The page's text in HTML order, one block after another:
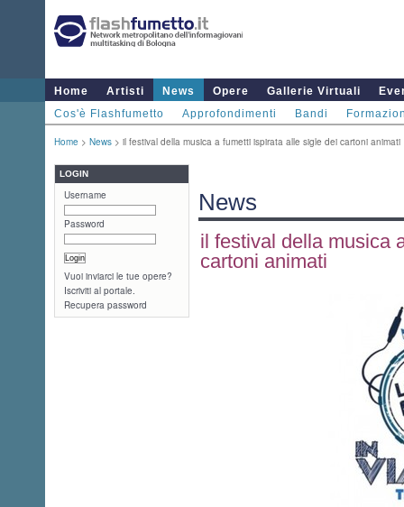
Home Artisti News Opere Gallerie Virtuali
Cos'è Flashfumetto
Approfondimenti Bandi
Home > News > il festival della musica a fumetti ispirata alle sigle dei cartoni animati
LOGIN
Username
Password
Vuoi inviarci le tue opere?
Iscriviti al portale.
Recupera password
News
il festival della musica
cartoni animati